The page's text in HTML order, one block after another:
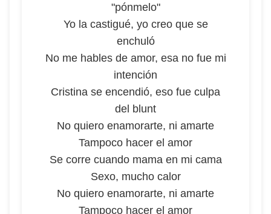
"pónmelo"
Yo la castigué, yo creo que se
enchuló
No me hables de amor, esa no fue mi
intención
Cristina se encendió, eso fue culpa
del blunt
No quiero enamorarte, ni amarte
Tampoco hacer el amor
Se corre cuando mama en mi cama
Sexo, mucho calor
No quiero enamorarte, ni amarte
Tampoco hacer el amor